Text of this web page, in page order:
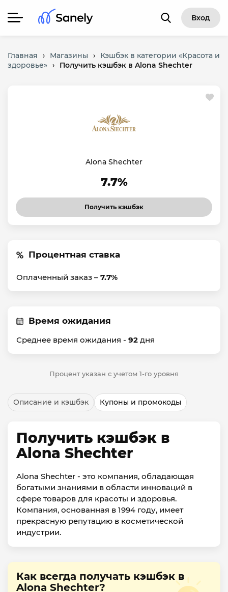
Вход
Главная › Магазины ›
Кэшбэк в категории «Красота и
здоровье» › Получить кэшбэк в Alona Shechter
Alona Shechter
7.7%
Получить кэшбэк
Процентная ставка
Оплаченный заказ – 7.7%
Время ожидания
Среднее время ожидания - 92 дня
Процент указан с учетом 1-го уровня
Описание и кэшбэк Купоны и промокоды
Получить кэшбэк в
Alona Shechter
Alona Shechter - это компания, обладающая
богатыми знаниями в области инноваций в
сфере товаров для красоты и здоровья.
Компания, основанная в 1994 году, имеет
прекрасную репутацию в косметической
индустрии.
Как всегда получать кэшбэк в
Alona Shechter?